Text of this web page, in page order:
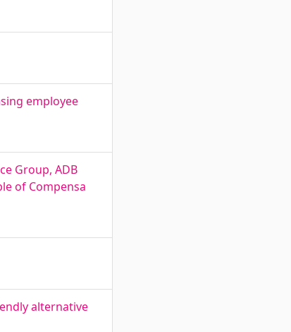
employee
Group, ADB
of Compensa
alternative